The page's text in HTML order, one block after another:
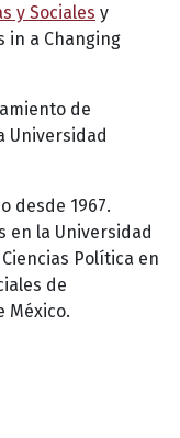
y Sociales y
in a Changing
de
Universidad
desde 1967.
en la Universidad
Política en
de
México.